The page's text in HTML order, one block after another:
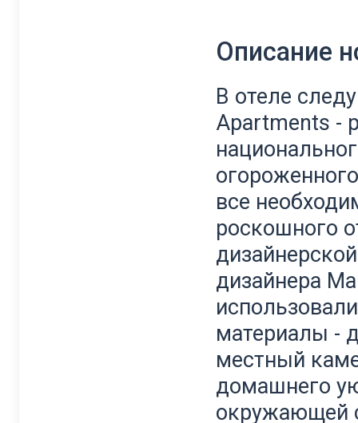
Описание
В отеле
Apartments -
все
роскошного
дизайнера
материалы -
местный
домашнего
окружающей